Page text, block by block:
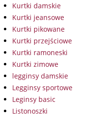
Kurtki damskie
Kurtki jeansowe
Kurtki pikowane
Kurtki przejściowe
Kurtki ramoneski
Kurtki zimowe
legginsy damskie
Legginsy sportowe
Leginsy basic
Listonoszki